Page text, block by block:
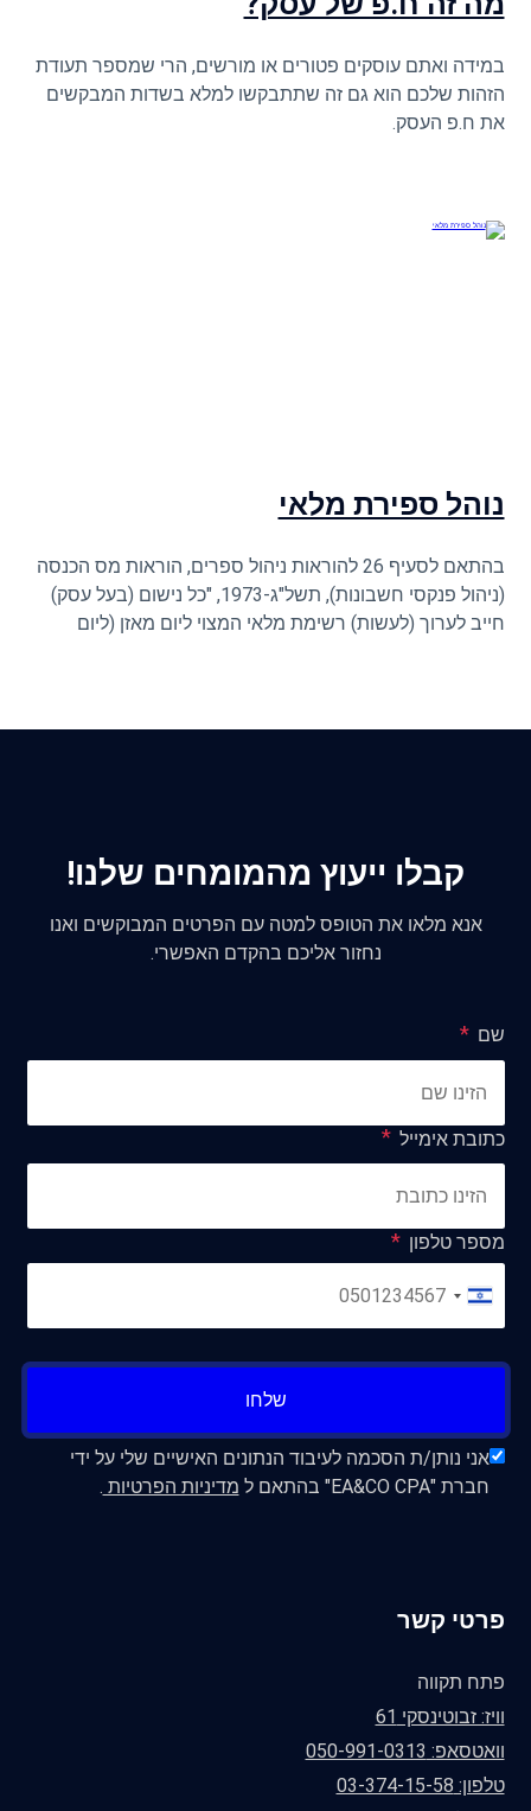
במידה ואתם עוסקים פטורים או מורשים, הרי שמספר תעודת
הזהות שלכם הוא גם זה שתתבקשו למלא בשדות המבקשים
את ח.פ העסק.
נוהל ספירת מלאי
בהתאם לסעיף 26 להוראות ניהול ספרים, הוראות מס הכנסה
(ניהול פנקסי חשבונות), תשל"ג-1973, "כל נישום (בעל עסק)
חייב לערוך (לעשות) רשימת מלאי המצוי ליום מאזן (ליום
קבלו ייעוץ מהמומחים שלנו!
אנא מלאו את הטופס למטה עם הפרטים המבוקשים ואנו
נחזור אליכם בהקדם האפשרי.
שם
כתובת אימייל
מספר טלפון
שלחו
אני נותן/ת הסכמה לעיבוד הנתונים האישיים שלי על ידי
חברת "EA&CO CPA" בהתאם ל
מדיניות הפרטיות .
פרטי קשר
פתח תקווה
וויז: זבוטינסקי 61
וואטסאפ: 050-991-0313
טלפון: 03-374-15-58